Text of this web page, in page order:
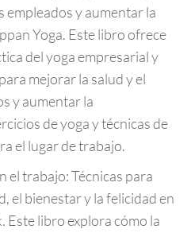
empleados y aumentar la
Yoga. Este libro ofrece
del yoga empresarial y
mejorar la salud y el
y aumentar la
de yoga y técnicas de
el lugar de trabajo.
el trabajo: Técnicas para
el bienestar y la felicidad en
Este libro explora cómo la